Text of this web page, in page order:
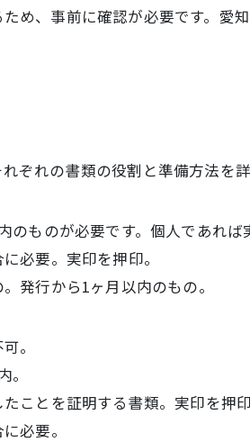
め、事前に確認が必要です。愛知
ぞれの書類の役割と準備方法を詳
のものが必要です。個人であれ
必要。実印を押印。
発行から1ヶ月以内のもの。
。
ことを証明する書類。実印を押印
必要。